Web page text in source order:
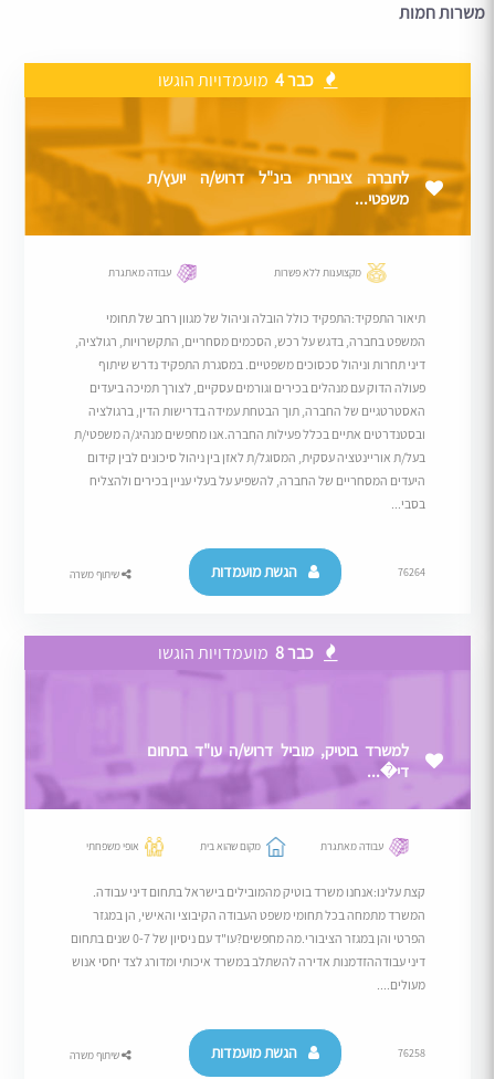
משרות חמות
כבר 4 מועמדויות הוגשו
לחברה ציבורית בינ"ל דרוש/ה יועץ/ת
משפטי...
מקצוענות ללא פשרות עבודה מאתגרת
תיאור התפקיד:התפקיד כולל הובלה וניהול של מגוון רחב של תחומי
המשפט בחברה, בדגש על רכש, הסכמים מסחריים, התקשרויות, רגולציה,
דיני תחרות וניהול סכסוכים משפטיים. במסגרת התפקיד נדרש שיתוף
פעולה הדוק עם מנהלים בכירים וגורמים עסקיים, לצורך תמיכה ביעדים
האסטרטגיים של החברה, תוך הבטחת עמידה בדרישות הדין, ברגולציה
ובסטנדרטים אתיים בכלל פעילות החברה.אנו מחפשים מנהיג/ה משפטי/ת
בעל/ת אוריינטציה עסקית, המסוגל/ת לאזן בין ניהול סיכונים לבין קידום
היעדים המסחריים של החברה, להשפיע על בעלי עניין בכירים ולהצליח
בסבי...
76264 הגשת מועמדות שיתוף משרה
כבר 8 מועמדויות הוגשו
למשרד בוטיק, מוביל דרוש/ה עו"ד בתחום
די�...
עבודה מאתגרת מקום שהוא בית אופי משפחתי
קצת עלינו:אנחנו משרד בוטיק מהמובילים בישראל בתחום דיני עבודה.
המשרד מתמחה בכל תחומי משפט העבודה הקיבוצי והאישי, הן במגזר
הפרטי והן במגזר הציבורי.מה מחפשים?עו"ד עם ניסיון של 0-7 שנים בתחום
דיני עבודההזדמנות אדירה להשתלב במשרד איכותי ומדורג לצד יחסי אנוש
מעולים....
76258 הגשת מועמדות שיתוף משרה